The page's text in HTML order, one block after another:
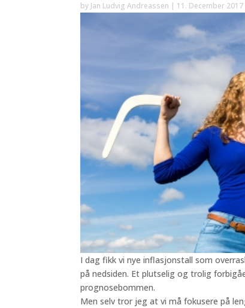
by Jan Ludvig Andreassen | 11. December 2017
I dag fikk vi nye inflasjonstall som
på nedsiden. Et plutselig og trolig
prognosebommen.
Men selv tror jeg at vi må fokusere på